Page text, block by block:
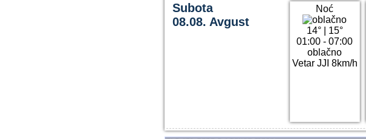
Subota
08.08. Avgust
Noć
14°| 15°
01:00 - 07:00
oblačno
Vetar JJI 8km/h